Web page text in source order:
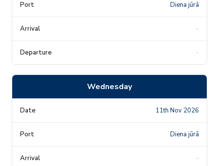
Diena jūrā
-
-
Wednesday
11th Nov 2026
Diena jūrā
-